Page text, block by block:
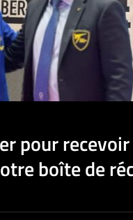
pour
boîte de